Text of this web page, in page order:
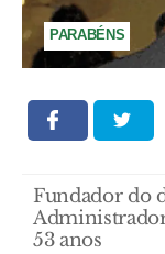
PARABÉNS
Fundador do
53 anos